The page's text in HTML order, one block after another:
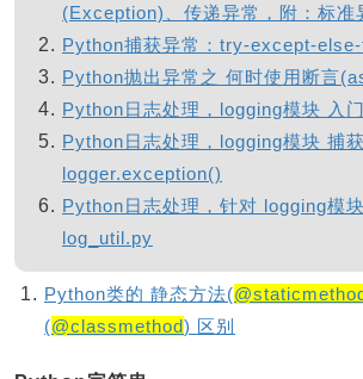
(Exception)、传递异常，附：标准
Python捕获异常：try-except-
Python抛出异常之 何时使用断言
Python日志处理，logging模块 入
Python日志处理，logging模块 捕
logger.exception()
Python日志处理，针对 logging模
log_util.py
Python类的 静态方法(
(@classmethod) 区别